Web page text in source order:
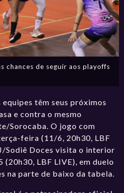
chances de seguir aos playoffs
equipes têm seus próximos
e contra o mesmo
Sorocaba. O jogo com
feira (11/6, 20h30, LBF
Sodiê Doces visita o interior
(20h30, LBF LIVE), em duelo
na parte de baixo da tabela.